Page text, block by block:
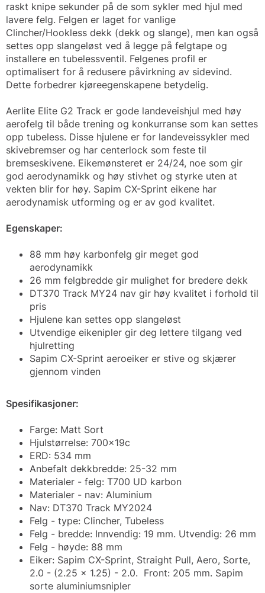
raskt knipe sekunder på de som sykler med hjul med
lavere felg. Felgen er laget for vanlige
Clincher/Hookless dekk (dekk og slange), men kan også
settes opp slangeløst ved å legge på felgtape og
installere en tubelessventil. Felgenes profil er
optimalisert for å redusere påvirkning av sidevind.
Dette forbedrer kjøreegenskapene betydelig.
Aerlite Elite G2 Track er gode landeveishjul med høy
aerofelg til både trening og konkurranse som kan settes
opp tubeless. Disse hjulene er for landeveissykler med
skivebremser og har centerlock som feste til
bremseskivene. Eikemønsteret er 24/24, noe som gir
god aerodynamikk og høy stivhet og styrke uten at
vekten blir for høy. Sapim CX-Sprint eikene har
aerodynamisk utforming og er av god kvalitet.
Egenskaper:
88 mm høy karbonfelg gir meget god
aerodynamikk
26 mm felgbredde gir mulighet for bredere dekk
DT370 Track MY24 nav gir høy kvalitet i forhold til
pris
Hjulene kan settes opp slangeløst
Utvendige eikenipler gir deg lettere tilgang ved
hjulretting
Sapim CX-Sprint aeroeiker er stive og skjærer
gjennom vinden
Spesifikasjoner:
Farge: Matt Sort
Hjulstørrelse: 700x19c
ERD: 534 mm
Anbefalt dekkbredde: 25-32 mm
Materialer - felg: T700 UD karbon
Materialer - nav: Aluminium
Nav: DT370 Track MY2024
Felg - type: Clincher, Tubeless
Felg - bredde: Innvendig: 19 mm. Utvendig: 26 mm
Felg - høyde: 88 mm
Eiker: Sapim CX-Sprint, Straight Pull, Aero, Sorte,
2.0 - (2.25 x 1.25) - 2.0. Front: 205 mm. Sapim
sorte aluminiumsnipler